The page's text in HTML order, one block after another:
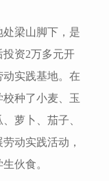
梁山脚下，是
资2万多元开
动实践基地。在
种了小麦、玉
萝卜、茄子、
动实践活动，
伙食。